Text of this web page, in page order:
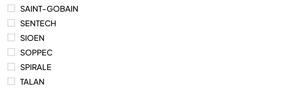
SAINT-GOBAIN
SENTECH
SIOEN
SOPPEC
SPIRALE
TALAN